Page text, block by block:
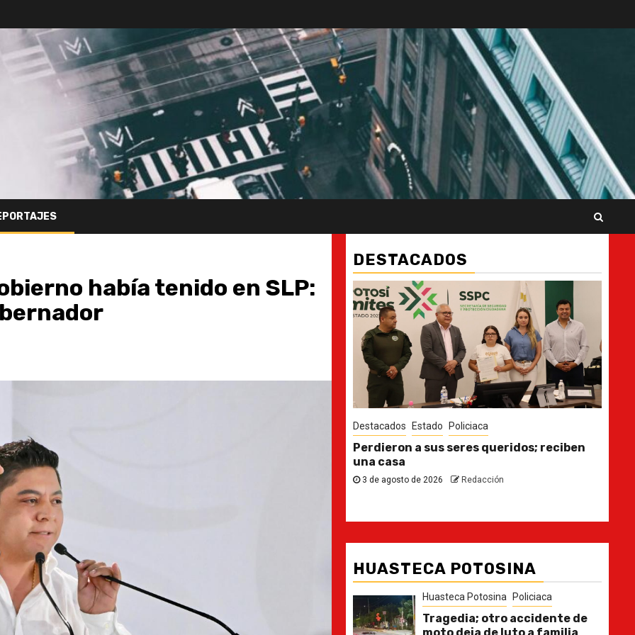
había tenido en SLP:
DESTACADOS
de gobierno de carreteras,
y otros proyectos de impacto
de 2026 Redacción
Perdieron a sus seres queridos; reciben
Redacción
Destacados
Ya casi, el quinto informe
HUASTECA POTOSINA
Huasteca Potosina Policiaca
Tragedia; otro accidente de